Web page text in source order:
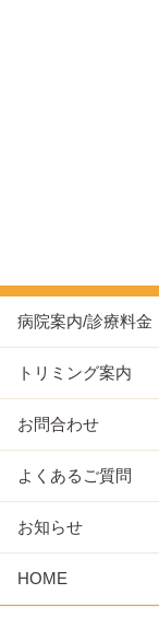
病院案内/診療料金
トリミング案内
お問合わせ
よくあるご質問
お知らせ
HOME